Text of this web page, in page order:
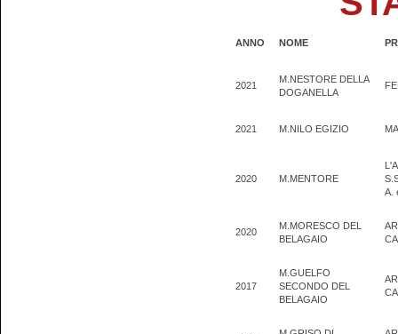
ANNO NOME
2021
M.NESTORE DELLA
DOGANELLA
2021 M.NILO EGIZIO
2020 M.MENTORE
A.
2020
M.MORESCO DEL
BELAGAIO
2017
M.GUELFO
SECONDO DEL
BELAGAIO